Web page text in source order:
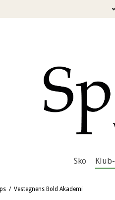
Sko
/ Vestegnens Bold Akademi